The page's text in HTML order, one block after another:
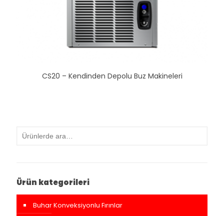
CS20 – Kendinden Depolu Buz Makineleri
Ürün kategorileri
Buhar Konveksiyonlu Fırınlar